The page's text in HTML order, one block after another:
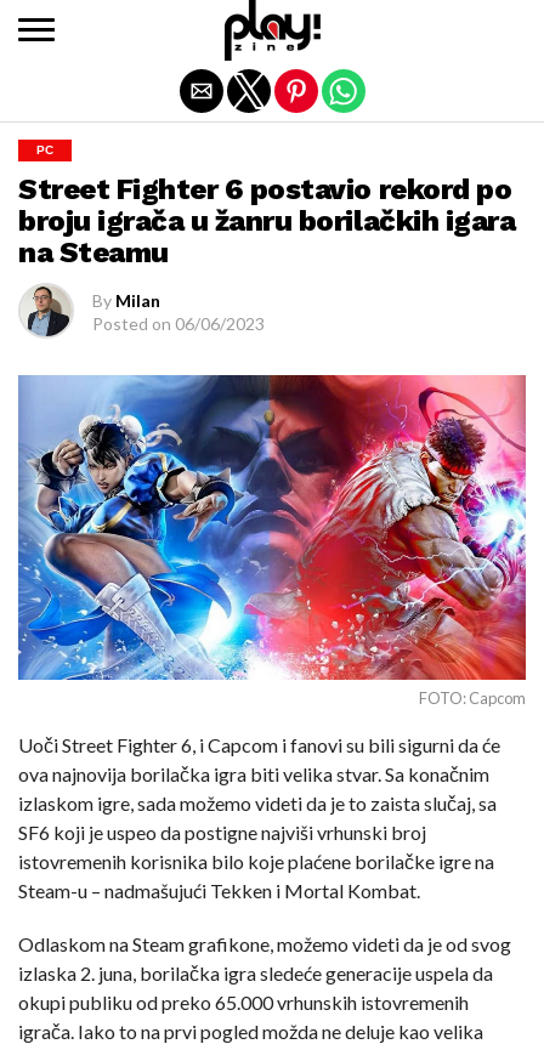
PC
Street Fighter 6 postavio rekord po
broju igrača u žanru borilačkih igara
na Steamu
By Milan
Posted on 06/06/2023
FOTO: Capcom
Uoči Street Fighter 6, i Capcom i fanovi su bili sigurni da će
ova najnovija borilačka igra biti velika stvar. Sa konačnim
izlaskom igre, sada možemo videti da je to zaista slučaj, sa
SF6 koji je uspeo da postigne najviši vrhunski broj
istovremenih korisnika bilo koje plaćene borilačke igre na
Steam-u – nadmašujući Tekken i Mortal Kombat.
Odlaskom na Steam grafikone, možemo videti da je od svog
izlaska 2. juna, borilačka igra sledeće generacije uspela da
okupi publiku od preko 65.000 vrhunskih istovremenih
igrača. Iako to na prvi pogled možda ne deluje kao velika
Exit mobile version